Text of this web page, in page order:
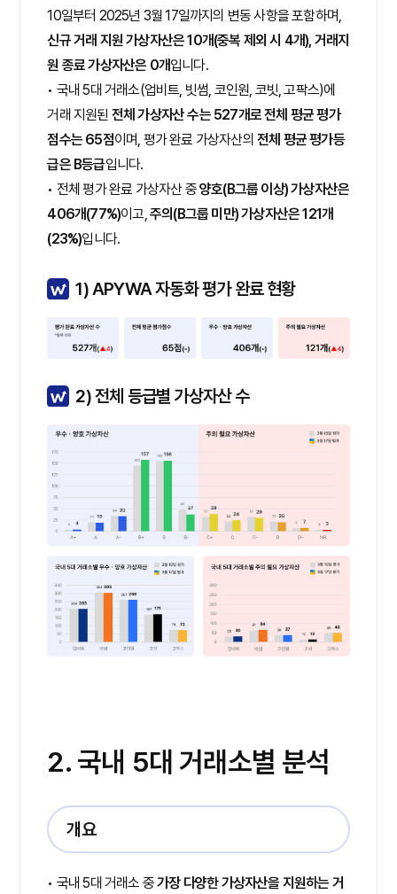
10일부터 2025년 3월 17일까지의 변동 사항을 포함하며,
신규 거래 지원 가상자산은 10개(중복 제외 시 4개), 거래지
원 종료 가상자산은 0개입니다.
• 국내 5대 거래소(업비트, 빗썸, 코인원, 코빗, 고팍스)에
거래 지원된 전체 가상자산 수는 527개로 전체 평균 평가
점수는 65점이며, 평가 완료 가상자산의 전체 평균 평가등
급은 B등급입니다.
• 전체 평가 완료 가상자산 중양호(B그룹 이상) 가상자산은
406개(77%)이고,주의(B그룹 미만) 가상자산은 121개
(23%)입니다.
1) APYWA 자동화 평가 완료 현황
2) 전체 등급별 가상자산 수
2. 국내 5대 거래소별 분석
개요
• 국내 5대 거래소 중가장 다양한 가상자산을 지원하는 거